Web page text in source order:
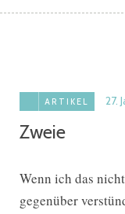
ARTIKEL 27.
Zweie
Wenn ich das
gegenüber